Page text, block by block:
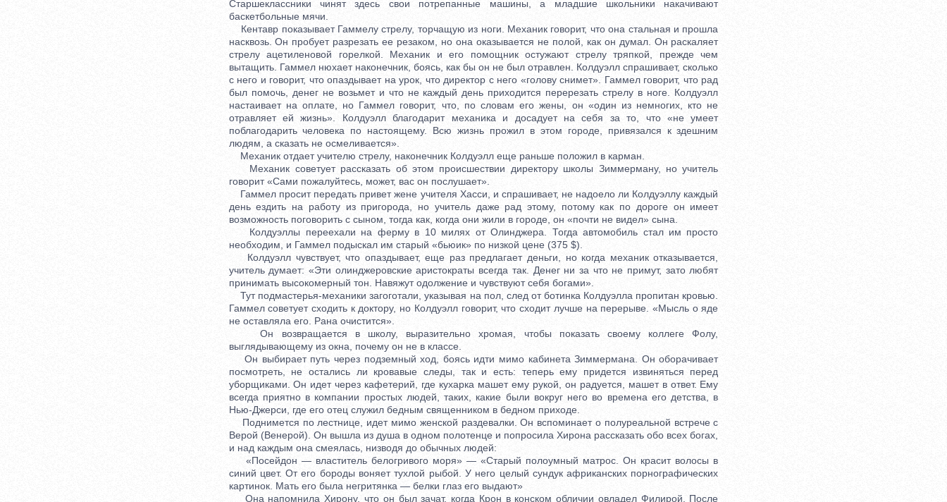
Старшеклассники чинят здесь свои потрепанные машины, а младшие школьники накачивают
баскетбольные мячи.
Кентавр показывает Гаммелу стрелу, торчащую из ноги. Механик говорит, что она стальная и прошла
насквозь. Он пробует разрезать ее резаком, но она оказывается не полой, как он думал. Он раскаляет
стрелу ацетиленовой горелкой. Механик и его помощник остужают стрелу тряпкой, прежде чем
вытащить. Гаммел нюхает наконечник, боясь, как бы он не был отравлен. Колдуэлл спрашивает, сколько
с него и говорит, что опаздывает на урок, что директор с него «голову снимет». Гаммел говорит, что рад
был помочь, денег не возьмет и что не каждый день приходится перерезать стрелу в ноге. Колдуэлл
настаивает на оплате, но Гаммел говорит, что, по словам его жены, он «один из немногих, кто не
отравляет ей жизнь». Колдуэлл благодарит механика и досадует на себя за то, что «не умеет
поблагодарить человека по настоящему. Всю жизнь прожил в этом городе, привязался к здешним
людям, а сказать не осмеливается».
Механик отдает учителю стрелу, наконечник Колдуэлл еще раньше положил в карман.
Механик советует рассказать об этом происшествии директору школы Зиммерману, но учитель
говорит «Сами пожалуйтесь, может, вас он послушает».
Гаммел просит передать привет жене учителя Хасси, и спрашивает, не надоело ли Колдуэллу каждый
день ездить на работу из пригорода, но учитель даже рад этому, потому как по дороге он имеет
возможность поговорить с сыном, тогда как, когда они жили в городе, он «почти не видел» сына.
Колдуэллы переехали на ферму в 10 милях от Олинджера. Тогда автомобиль стал им просто
необходим, и Гаммел подыскал им старый «бьюик» по низкой цене (375 $).
Колдуэлл чувствует, что опаздывает, еще раз предлагает деньги, но когда механик отказывается,
учитель думает: «Эти олинджеровские аристократы всегда так. Денег ни за что не примут, зато любят
принимать высокомерный тон. Навяжут одолжение и чувствуют себя богами».
Тут подмастерья-механики загоготали, указывая на пол, след от ботинка Колдуэлла пропитан кровью.
Гаммел советует сходить к доктору, но Колдуэлл говорит, что сходит лучше на перерыве. «Мысль о яде
не оставляла его. Рана очистится».
Он возвращается в школу, выразительно хромая, чтобы показать своему коллеге Фолу,
выглядывающему из окна, почему он не в классе.
Он выбирает путь через подземный ход, боясь идти мимо кабинета Зиммермана. Он оборачивает
посмотреть, не остались ли кровавые следы, так и есть: теперь ему придется извиняться перед
уборщиками. Он идет через кафетерий, где кухарка машет ему рукой, он радуется, машет в ответ. Ему
всегда приятно в компании простых людей, таких, какие были вокруг него во времена его детства, в
Нью-Джерси, где его отец служил бедным священником в бедном приходе.
Поднимется по лестнице, идет мимо женской раздевалки. Он вспоминает о полуреальной встрече с
Верой (Венерой). Он вышла из душа в одном полотенце и попросила Хирона рассказать обо всех богах,
и над каждым она смеялась, низводя до обычных людей:
«Посейдон — властитель белогривого моря» — «Старый полоумный матрос. Он красит волосы в
синий цвет. От его бороды воняет тухлой рыбой. У него целый сундук африканских порнографических
картинок. Мать его была негритянка — белки глаз его выдают»
Она напомнила Хирону, что он был зачат, когда Крон в конском обличии овладел Филирой. После